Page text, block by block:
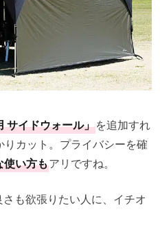
サイドウォール」を追加すれ
りカット。プライバシーを確
使い方もアリですね。
も欲張りたい人に、イチオ